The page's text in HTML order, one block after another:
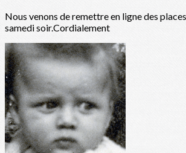
Nous venons de remettre en ligne des
samedi soir.Cordialement